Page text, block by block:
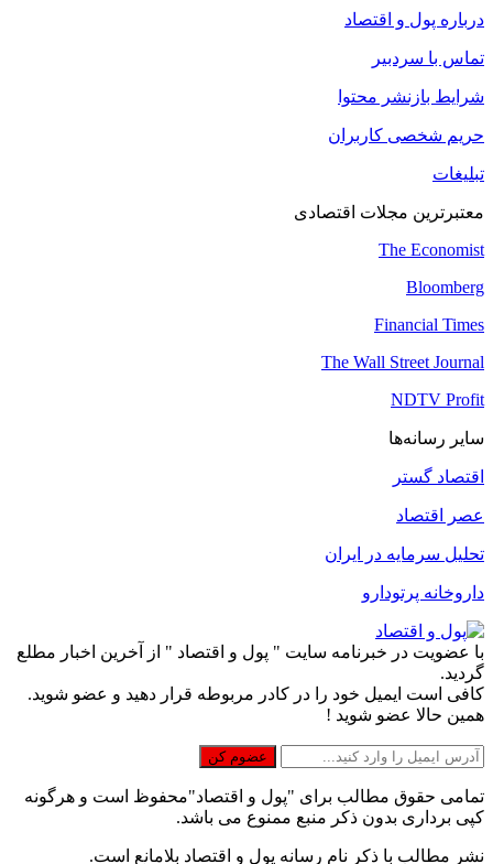
درباره پول و اقتصاد
تماس با سردبیر
شرایط بازنشر محتوا
حریم شخصی کاربران
تبلیغات
معتبرترین مجلات اقتصادی
The Economist
Bloomberg
Financial Times
The Wall Street Journal
NDTV Profit
سایر رسانه‌ها
اقتصاد گستر
عصر اقتصاد
تحلیل سرمایه در ایران
داروخانه پرتودارو
با عضویت در خبرنامه سایت " پول و اقتصاد " از آخرین اخبار مطلع
گردید.
کافی است ایمیل خود را در کادر مربوطه قرار دهید و عضو شوید.
همین حالا عضو شوید !
تمامی حقوق مطالب برای "پول و اقتصاد"محفوظ است و هرگونه
کپی برداری بدون ذکر منبع ممنوع می باشد.
نشر مطالب با ذکر نام رسانه پول و اقتصاد بلامانع است.